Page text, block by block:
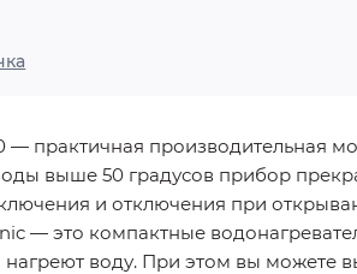
практичная производительная
выше 50 градусов прибор
и отключения при
— это компактные
воду. При этом вы можете